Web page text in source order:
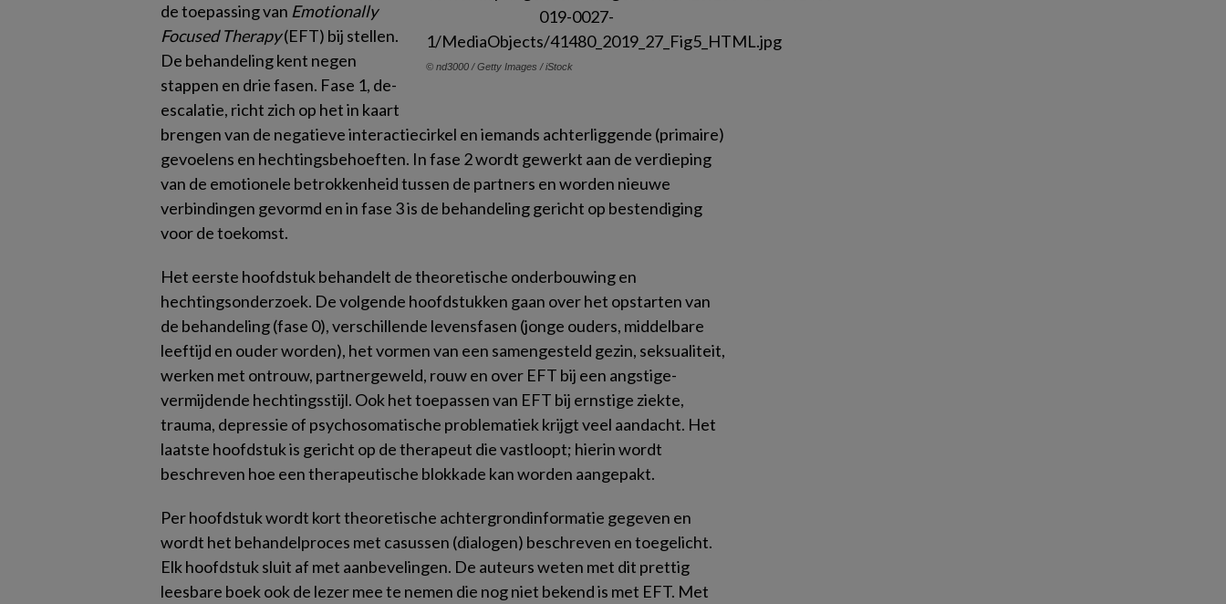
© nd3000 / Getty Images / iStock
de toepassing van Emotionally
Focused Therapy(EFT) bij stellen.
De behandeling kent negen
stappen en drie fasen. Fase 1, de-
escalatie, richt zich op het in kaart
brengen van de negatieve interactiecirkel en iemands achterliggende (primaire)
gevoelens en hechtingsbehoeften. In fase 2 wordt gewerkt aan de verdieping
van de emotionele betrokkenheid tussen de partners en worden nieuwe
verbindingen gevormd en in fase 3 is de behandeling gericht op bestendiging
voor de toekomst.
Het eerste hoofdstuk behandelt de theoretische onderbouwing en
hechtingsonderzoek. De volgende hoofdstukken gaan over het opstarten van
de behandeling (fase 0), verschillende levensfasen (jonge ouders, middelbare
leeftijd en ouder worden), het vormen van een samengesteld gezin, seksualiteit,
werken met ontrouw, partnergeweld, rouw en over EFT bij een angstige-
vermijdende hechtingsstijl. Ook het toepassen van EFT bij ernstige ziekte,
trauma, depressie of psychosomatische problematiek krijgt veel aandacht. Het
laatste hoofdstuk is gericht op de therapeut die vastloopt; hierin wordt
beschreven hoe een therapeutische blokkade kan worden aangepakt.
Per hoofdstuk wordt kort theoretische achtergrondinformatie gegeven en
wordt het behandelproces met casussen (dialogen) beschreven en toegelicht.
Elk hoofdstuk sluit af met aanbevelingen. De auteurs weten met dit prettig
leesbare boek ook de lezer mee te nemen die nog niet bekend is met EFT. Met